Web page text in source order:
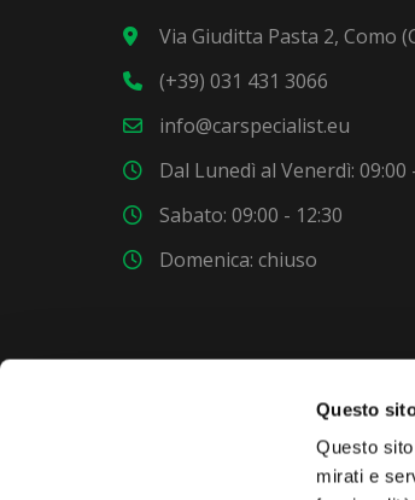
Questo
Questo
mirati e
Via Giuditta Pasta 2, Como
(+39) 031 431 3066
info@carspecialist.eu
Dal Lunedì al Venerdì: 09:00
Sabato: 09:00 - 12:30
Domenica: chiuso
VUOI COMPRARE UNA